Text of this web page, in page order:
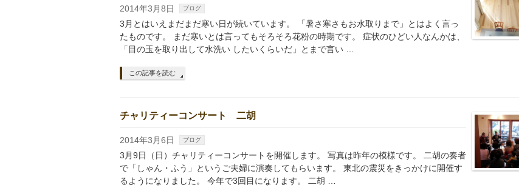
2014年3月8日 ブログ
3月とはいえまだまだ寒い日が続いています。 「暑さ寒さもお水取りまで」とはよく言っ
たものです。 まだ寒いとは言ってもそろそろ花粉の時期です。 症状のひどい人なんかは、
「目の玉を取り出して水洗い したいくらいだ」とまで言い …
この記事を読む
チャリティーコンサート 二胡
2014年3月6日 ブログ
3月9日（日）チャリティーコンサートを開催します。 写真は昨年の模様です。 二胡の奏者
で「しゃん・ふう」というご夫婦に演奏してもらいます。 東北の震災をきっかけに開催す
るようになりました。 今年で3回目になります。 二胡 …